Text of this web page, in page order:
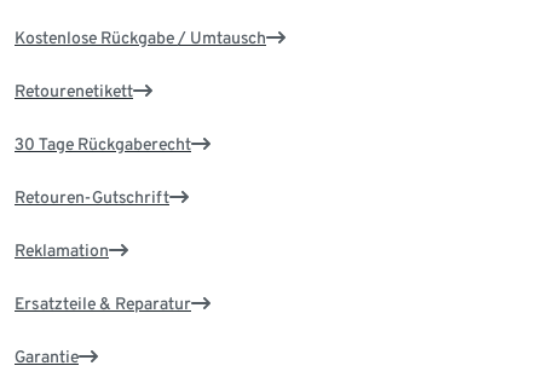
Kostenlose Rückgabe / Umtausch
Retourenetikett
30 Tage Rückgaberecht
Retouren-Gutschrift
Reklamation
Ersatzteile & Reparatur
Garantie